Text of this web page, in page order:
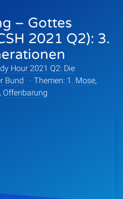
– Gottes
2021 Q2): 3.
Hour 2021 Q2: Die
Bund
· Themen: 1. Mose,
, Offenbarung
Serien
Sprecher
Themen